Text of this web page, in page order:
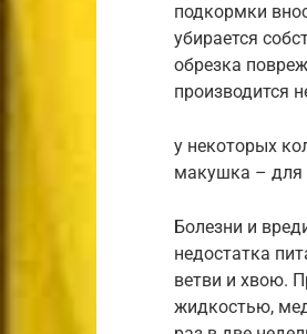
подкормки
убирается
обрезка
производится
у некоторых
макушка – для
Болезни и
недостатка
ветви и хвою.
жидкостью,